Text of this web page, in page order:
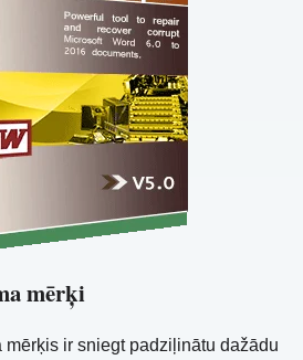
mērķi
ir sniegt padziļinātu dažādu